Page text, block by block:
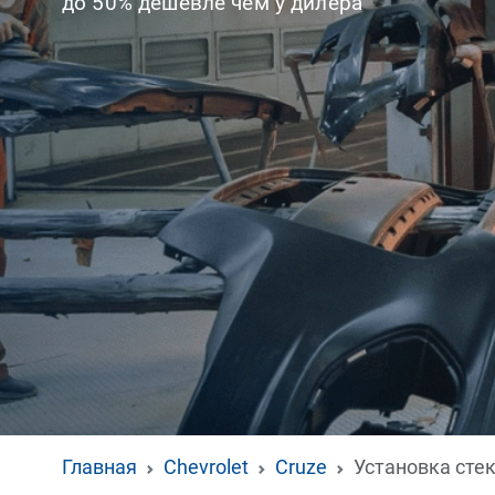
Главная Chevrolet Cruze Установка